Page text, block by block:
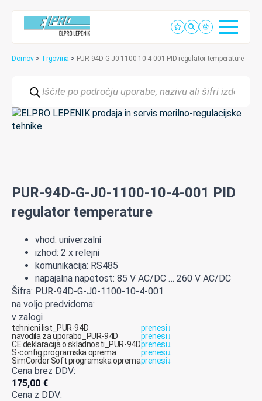
Domov > Trgovina > PUR-94D-G-J0-1100-10-4-001 PID regulator temperature
search
PUR-94D-G-J0-1100-10-4-001 PID
regulator temperature
vhod: univerzalni
izhod: 2 x relejni
komunikacija: RS485
napajalna napetost: 85 V AC/DC … 260 V AC/DC
Šifra: PUR-94D-G-J0-1100-10-4-001
na voljo predvidoma:
v zalogi
tehnicni list_PUR-94D prenesi↓
navodila za uporabo_PUR-94D
prenesi↓
CE deklaracija o skladnosti_PUR-94Dprenesi↓
S-config programska oprema
prenesi↓
SimCorder Soft programska opremaprenesi↓
Cena brez DDV:
175,00 €
Cena z DDV: